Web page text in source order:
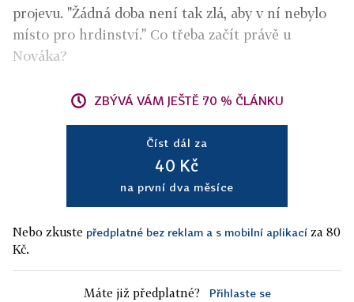
projevu. "Žádná doba není tak zlá, aby v ní nebylo
místo pro hrdinství." Co třeba začít právě u
Nováka?
ZBÝVÁ VÁM JEŠTĚ 70 % ČLÁNKU
Číst dál za
40 Kč
na první dva měsíce
Nebo zkuste předplatné bez reklam a s mobilní aplikací za 80
Kč.
Máte již předplatné? Přihlaste se